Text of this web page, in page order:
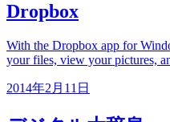
Dropbox
With the Dropbox app for
your files, view your pictures,
2014年2月11日